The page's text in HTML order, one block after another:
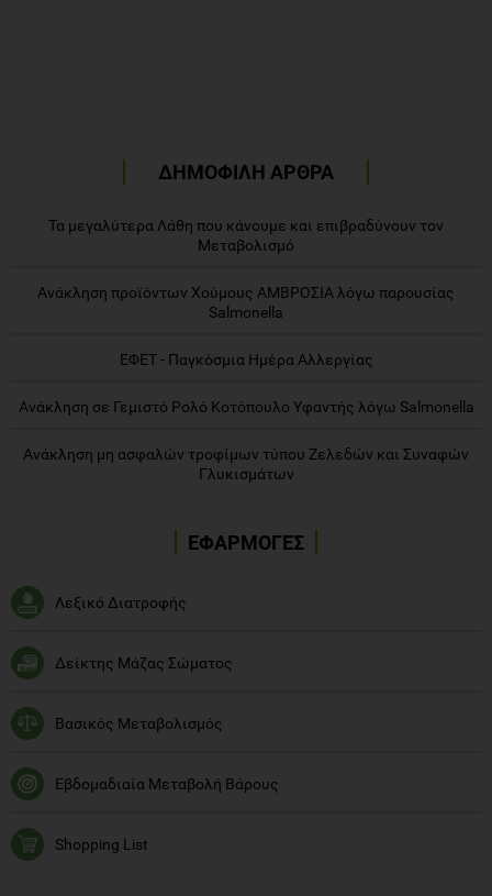
ΔΗΜΟΦΙΛΗ ΑΡΘΡΑ
Τα μεγαλύτερα Λάθη που κάνουμε και επιβραδύνουν τον
Μεταβολισμό
Ανάκληση προϊόντων Χούμους ΑΜΒΡΟΣΙΑ λόγω παρουσίας
Salmonella
ΕΦΕΤ - Παγκόσμια Ημέρα Αλλεργίας
Ανάκληση σε Γεμιστό Ρολό Κοτόπουλο Υφαντής λόγω Salmonella
Ανάκληση μη ασφαλών τροφίμων τύπου Ζελεδών και Συναφών
Γλυκισμάτων
ΕΦΑΡΜΟΓΕΣ
Λεξικό Διατροφής
Δείκτης Μάζας Σώματος
Βασικός Μεταβολισμός
Εβδομαδιαία Μεταβολή Βάρους
Shopping List